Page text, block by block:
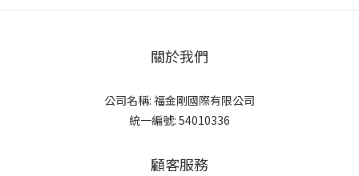
關於我們
公司名稱: 福金剛國際有限公司
統一編號: 54010336
顧客服務